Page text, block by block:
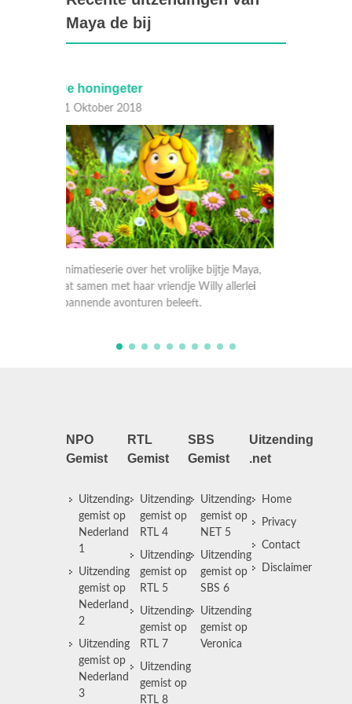
Maya de bij
Zus weet het best
05 September 2018
Animatieserie over het vrolijke bijtje Maya,
dat samen met haar vriendje Willy allerlei
spannende avonturen beleeft.
NPO
Gemist
Uitzending
gemist op
Nederland
1
Uitzending
gemist op
Nederland
2
Uitzending
gemist op
Nederland
3
RTL
Gemist
Uitzending
gemist op
RTL 4
Uitzending
gemist op
RTL 5
Uitzending
gemist op
RTL 7
Uitzending
gemist op
RTL 8
SBS
Gemist
Uitzending
gemist op
NET 5
Uitzending
gemist op
SBS 6
Uitzending
gemist op
Veronica
Uitzending
.net
Home
Privacy
Contact
Disclaimer